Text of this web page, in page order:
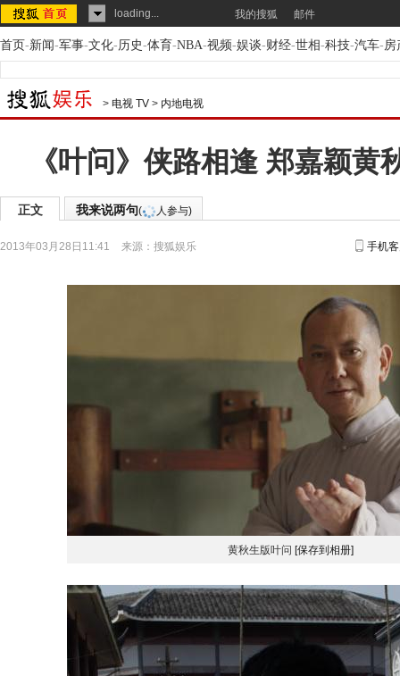
loading... 我的搜狐 邮件
首页-新闻-军事-文化-历史-体育-NBA-视频-娱谈-财经-世相-科技-汽车-房
> 电视 TV > 内地电视
《叶问》侠路相逢 郑嘉颖黄
正文 我来说两句( 人参与)
2013年03月28日11:41 来源： 搜狐娱乐 手机
黄秋生版叶问 [保存到相册]